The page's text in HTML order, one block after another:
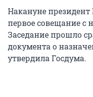
Накануне
первое совещание с
Заседание прошло
документа о
утвердила Госдума.